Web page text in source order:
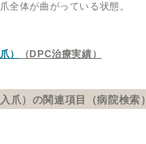
全体が曲がっている状態。
）
（DPC治療実績）
爪）の関連項目（病院検索）